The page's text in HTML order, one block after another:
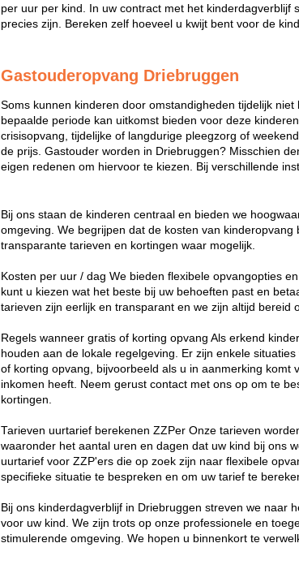
per uur per kind. In uw contract met het kinderdagverblijf
precies zijn. Bereken zelf hoeveel u kwijt bent voor de
Gastouderopvang Driebruggen
Soms kunnen kinderen door omstandigheden tijdelijk
bepaalde periode kan uitkomst bieden voor deze
crisisopvang, tijdelijke of langdurige pleegzorg of
de prijs. Gastouder worden in Driebruggen? Misschien
eigen redenen om hiervoor te kiezen. Bij verschillende
Bij ons staan de kinderen centraal en bieden we
omgeving. We begrijpen dat de kosten van
transparante tarieven en kortingen waar mogelijk.
Kosten per uur / dag We bieden flexibele opvangopties
kunt u kiezen wat het beste bij uw behoeften past en
tarieven zijn eerlijk en transparant en we zijn altijd bereid
Regels wanneer gratis of korting opvang Als erkend
houden aan de lokale regelgeving. Er zijn enkele
of korting opvang, bijvoorbeeld als u in aanmerking komt
inkomen heeft. Neem gerust contact met ons op om te
kortingen.
Tarieven uurtarief berekenen ZZPer Onze tarieven
waaronder het aantal uren en dagen dat uw kind bij ons
uurtarief voor ZZP'ers die op zoek zijn naar flexibele
specifieke situatie te bespreken en om uw tarief te
Bij ons kinderdagverblijf in Driebruggen streven we naar
voor uw kind. We zijn trots op onze professionele en
stimulerende omgeving. We hopen u binnenkort te